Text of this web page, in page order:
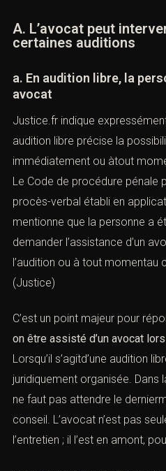
(Convocation police
: que faire)
pendant certaines
a. En audition libre, la
un avocat
Justice.fr indique
une audition libre précise la
avocat immédiatement ou
l’audition. Le Code de
également que le procès-
son droit de demander
début de l’audition ou à tout
déroulement. (Justice)
C’est un point majeur pour
on être assisté d’un avocat lors
Lorsqu’il s’agitd’une audition